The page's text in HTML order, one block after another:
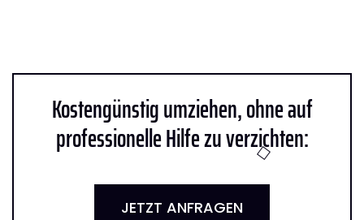
Kostengünstig umziehen, ohne auf
professionelle Hilfe zu verzichten:
JETZT ANFRAGEN